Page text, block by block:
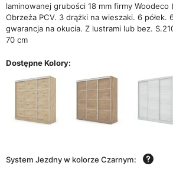
laminowanej grubości 18 mm firmy
Obrzeża PCV. 3 drążki na wieszaki. 6 półek.
gwarancja na okucia. Z lustrami lub bez.
70 cm
Dostępne Kolory:
System Jezdny w kolorze Czarnym: